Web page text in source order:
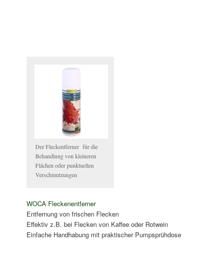
Der Fleckentferner für die
Behandlung von kleineren
Flächen oder punktuellen
Verschmutzungen
WOCA Fleckenentferner
Entfernung von frischen Flecken
Effektiv z.B. bei Flecken von Kaffee oder Rotwein
Einfache Handhabung mit praktischer Pumpsprühdose